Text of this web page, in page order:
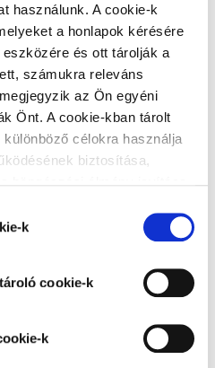
használunk. A cookie-k
a honlapok kérésére
és ott tárolják a
számukra releváns
az Ön egyéni
Önt. A cookie-kban tárolt
célokra használja
biztosítása,
látogatottsági adatok
alkalmazott cookie-k,
cookie-k működéséről,
tájékoztatóban
a teljesítmény és analitikai,
besorolás alatt álló és
k
cookie-k
k